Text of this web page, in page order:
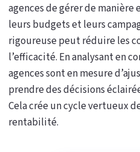
agences de gérer de
leurs budgets et leurs
rigoureuse peut réduire les
l’efficacité. En analysant en
agences sont en mesure
prendre des décisions
Cela crée un cycle vertueux
rentabilité.